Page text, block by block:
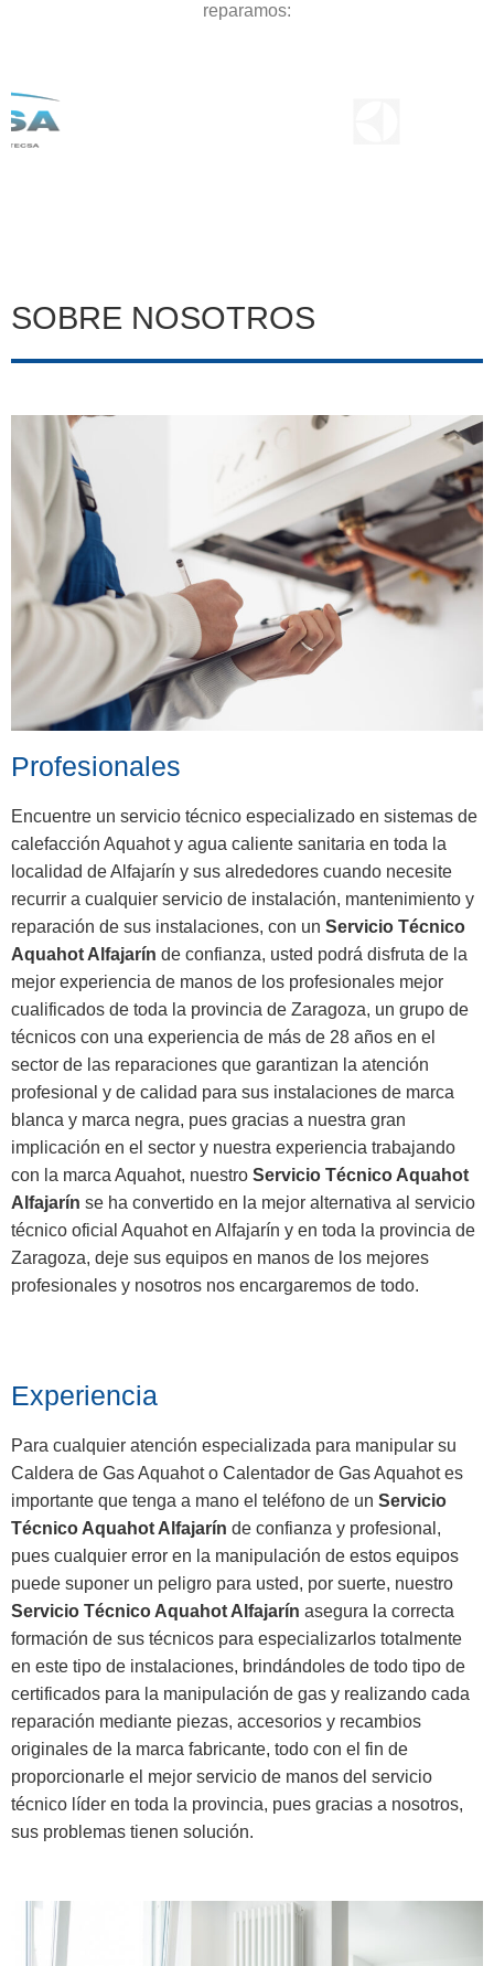
reparamos:
SOBRE NOSOTROS
Profesionales
Encuentre un servicio técnico especializado en sistemas de
calefacción Aquahot y agua caliente sanitaria en toda la
localidad de Alfajarín y sus alrededores cuando necesite
recurrir a cualquier servicio de instalación, mantenimiento y
reparación de sus instalaciones, con un Servicio Técnico
Aquahot Alfajarín de confianza, usted podrá disfruta de la
mejor experiencia de manos de los profesionales mejor
cualificados de toda la provincia de Zaragoza, un grupo de
técnicos con una experiencia de más de 28 años en el
sector de las reparaciones que garantizan la atención
profesional y de calidad para sus instalaciones de marca
blanca y marca negra, pues gracias a nuestra gran
implicación en el sector y nuestra experiencia trabajando
con la marca Aquahot, nuestro Servicio Técnico Aquahot
Alfajarín se ha convertido en la mejor alternativa al servicio
técnico oficial Aquahot en Alfajarín y en toda la provincia de
Zaragoza, deje sus equipos en manos de los mejores
profesionales y nosotros nos encargaremos de todo.
Experiencia
Para cualquier atención especializada para manipular su
Caldera de Gas Aquahot o Calentador de Gas Aquahot es
importante que tenga a mano el teléfono de un Servicio
Técnico Aquahot Alfajarín de confianza y profesional,
pues cualquier error en la manipulación de estos equipos
puede suponer un peligro para usted, por suerte, nuestro
Servicio Técnico Aquahot Alfajarín asegura la correcta
formación de sus técnicos para especializarlos totalmente
en este tipo de instalaciones, brindándoles de todo tipo de
certificados para la manipulación de gas y realizando cada
reparación mediante piezas, accesorios y recambios
originales de la marca fabricante, todo con el fin de
proporcionarle el mejor servicio de manos del servicio
técnico líder en toda la provincia, pues gracias a nosotros,
sus problemas tienen solución.